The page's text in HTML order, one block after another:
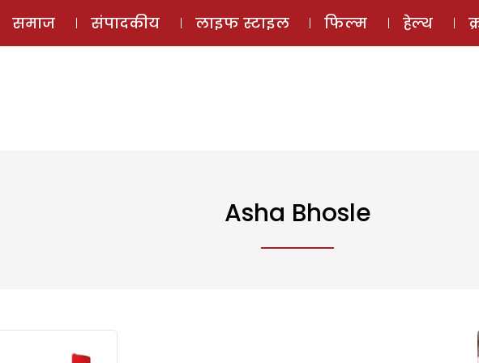
ई-मैगज़ीन
समाज संपादकीय लाइफ स्टाइल फिल्म हेल्थ
Asha Bhosle